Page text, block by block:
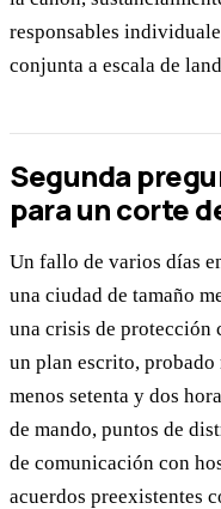
responsables
conjunta a escala de
Segunda
para un corte
Un fallo de varios días
una ciudad de tamaño
una crisis de protección
un plan escrito,
menos setenta y dos
de mando, puntos de
de comunicación con
acuerdos preexistentes